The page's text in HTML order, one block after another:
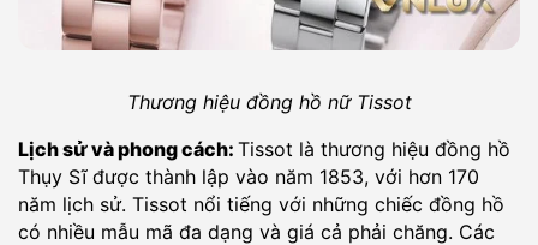
Thương hiệu đồng hồ nữ Tissot
Lịch sử và phong cách: Tissot là thương hiệu đồng hồ
Thụy Sĩ được thành lập vào năm 1853, với hơn 170
năm lịch sử. Tissot nổi tiếng với những chiếc đồng hồ
có nhiều mẫu mã đa dạng và giá cả phải chăng. Các